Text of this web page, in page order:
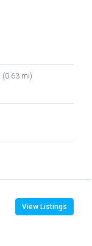
(0.63 mi)
View Listings